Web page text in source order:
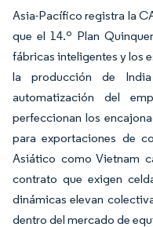
Asia-Pacífico registra la
que el 14.º Plan
fábricas inteligentes y los
la producción de
automatización del
perfeccionan los
para exportaciones de
Asiático como Vietnam
contrato que exigen
dinámicas elevan
dentro del mercado de